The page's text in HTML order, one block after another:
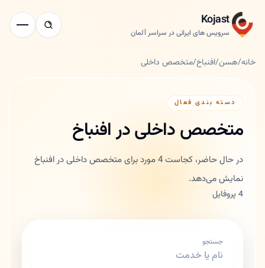
Kojast
سرویس های ایرانی در سراسر آلمان
خانه/هسن/افنباخ/متخصص داخلی
دسته بندی فعال
متخصص داخلی در افنباخ
در حال حاضر، کجاست 4 مورد برای متخصص داخلی در افنباخ
نمایش می‌دهد.
4 پروفایل
جستجو